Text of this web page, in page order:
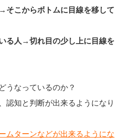
そこからボトムに目線を移して
る人→切れ目の少し上に目線を
うなっているのか？
認知と判断が出来るようになり
ムターンなどが出来るようにな